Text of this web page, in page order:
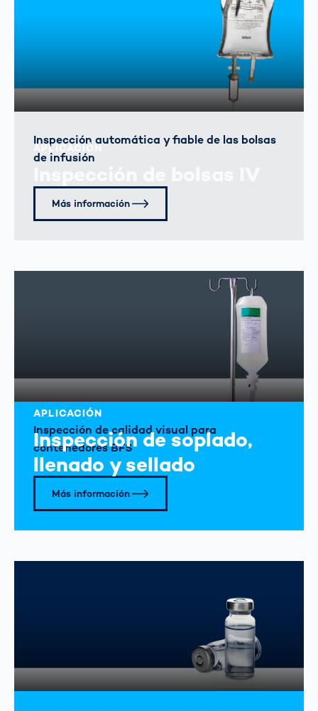
APLICACIÓN
Inspección automática y fiable de las bolsas
de infusión
Más información
APLICACIÓN
Inspección de soplado,
llenado y sellado
Inspección de calidad visual para
contenedores BFS
Más información